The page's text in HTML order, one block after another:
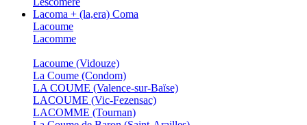
Lacoma + (la,era) Coma
Lacoume
Lacomme
Lacoume (Vidouze)
La Coume (Condom)
LA COUME (Valence-sur-Baïse)
LACOUME (Vic-Fezensac)
LACOMME (Tournan)